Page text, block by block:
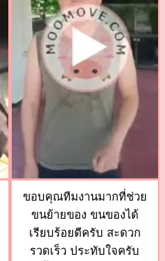
ขอบคุณทีมงานมากที่ช่วย
ขนย้ายของ ขนของได้
เรียบร้อยดีครับ สะดวก
รวดเร็ว ประทับใจครับ